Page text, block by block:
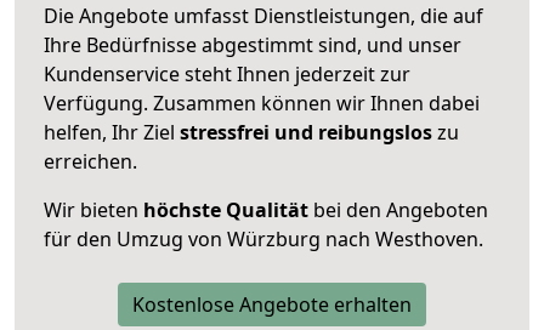
Die Angebote umfasst Dienstleistungen, die auf
Ihre Bedürfnisse abgestimmt sind, und unser
Kundenservice steht Ihnen jederzeit zur
Verfügung. Zusammen können wir Ihnen dabei
helfen, Ihr Ziel stressfrei und reibungsloszu
erreichen.
Wir bieten höchste Qualität bei den Angeboten
für den Umzug von Würzburg nach Westhoven.
Kostenlose Angebote erhalten